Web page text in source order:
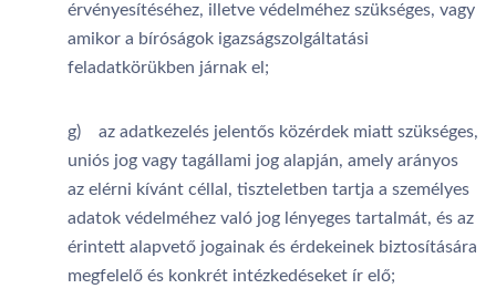
érvényesítéséhez, illetve védelméhez szükséges, vagy
amikor a bíróságok igazságszolgáltatási
feladatkörükben járnak el;
g) az adatkezelés jelentős közérdek miatt szükséges,
uniós jog vagy tagállami jog alapján, amely arányos
az elérni kívánt céllal, tiszteletben tartja a személyes
adatok védelméhez való jog lényeges tartalmát, és az
érintett alapvető jogainak és érdekeinek biztosítására
megfelelő és konkrét intézkedéseket ír elő;